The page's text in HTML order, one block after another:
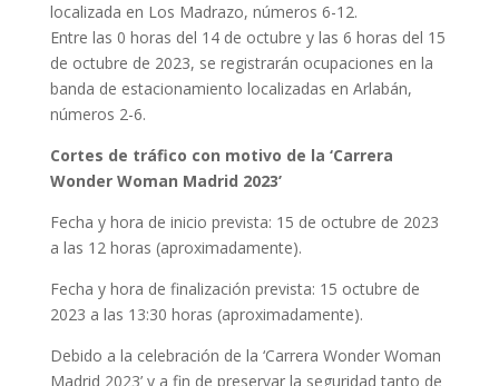
localizada en Los Madrazo, números 6-12.
Entre las 0 horas del 14 de octubre y las 6 horas del 15
de octubre de 2023, se registrarán ocupaciones en la
banda de estacionamiento localizadas en Arlabán,
números 2-6.
Cortes de tráfico con motivo de la ‘Carrera
Wonder Woman Madrid 2023’
Fecha y hora de inicio prevista: 15 de octubre de 2023
a las 12 horas (aproximadamente).
Fecha y hora de finalización prevista: 15 octubre de
2023 a las 13:30 horas (aproximadamente).
Debido a la celebración de la ‘Carrera Wonder Woman
Madrid 2023’ y a fin de preservar la seguridad tanto de